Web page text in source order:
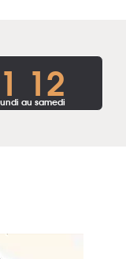
12
au samedi